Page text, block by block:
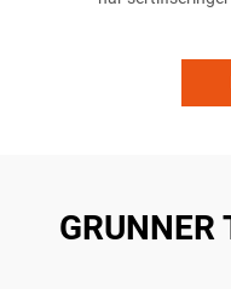
GRUNNER